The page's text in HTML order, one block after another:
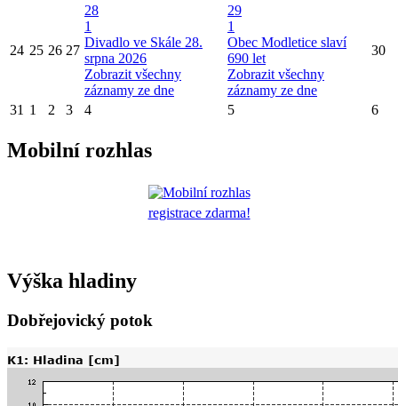
24 25 26 27
28
1
Divadlo ve Skále 28.
srpna 2026
Zobrazit všechny
záznamy ze dne
29
1
Obec Modletice slaví
690 let
Zobrazit všechny
záznamy ze dne
30
31 1 2 3 4 5 6
Mobilní rozhlas
registrace zdarma!
Výška hladiny
Dobřejovický potok